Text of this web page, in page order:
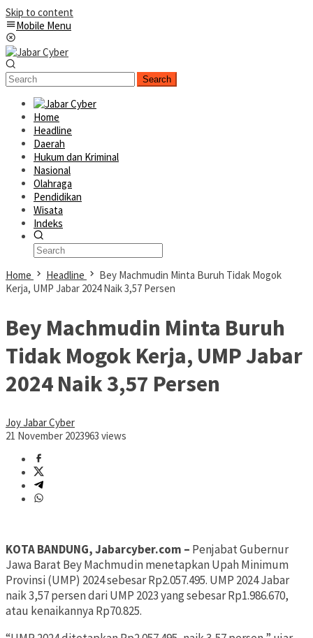
Skip to content
Mobile Menu
Search
Home
Headline
Daerah
Hukum dan Kriminal
Nasional
Olahraga
Pendidikan
Wisata
Indeks
Home Headline
Bey Machmudin Minta Buruh Tidak Mogok
Kerja, UMP Jabar 2024 Naik 3,57 Persen
Bey Machmudin Minta Buruh
Tidak Mogok Kerja, UMP Jabar
2024 Naik 3,57 Persen
Joy Jabar Cyber
21 November 2023963 views
KOTA BANDUNG, Jabarcyber.com – Penjabat Gubernur
Jawa Barat Bey Machmudin menetapkan Upah Minimum
Provinsi (UMP) 2024 sebesar Rp2.057.495. UMP 2024 Jabar
naik 3,57 persen dari UMP 2023 yang sebesar Rp1.986.670,
atau kenaikannya Rp70.825.